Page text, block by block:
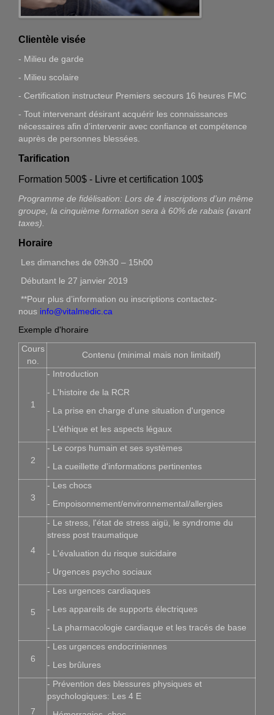
Clientèle visée
- Milieu de garde
- Milieu scolaire
- Certification instructeur Premiers secours 16 heures FMC
- Tout intervenant désirant acquérir les connaissances
nécessaires afin d’intervenir avec confiance et compétence
auprès de personnes blessées.
Tarification
Formation 500$ - Livre et certification 100$
Programme de fidélisation: Lors de 4 inscriptions d’un même
groupe, la cinquième formation sera à 60% de rabais (avant
taxes).
Horaire
Les dimanches de 09h30 – 15h00
Débutant le 27 janvier 2019
**Pour plus d’information ou inscriptions contactez-
nous info@vitalmedic.ca
Exemple d'horaire
Cours
no.
Contenu (minimal mais non limitatif)
1
- Introduction
- L'histoire de la RCR
- La prise en charge d'une situation d'urgence
- L'éthique et les aspects légaux
2
- Le corps humain et ses systèmes
- La cueillette d'informations pertinentes
3
- Les chocs
- Empoisonnement/environnemental/allergies
4
- Le stress, l'état de stress aigü, le syndrome du
stress post traumatique
- L'évaluation du risque suicidaire
- Urgences psycho sociaux
5
- Les urgences cardiaques
- Les appareils de supports électriques
- La pharmacologie cardiaque et les tracés de base
6
- Les urgences endocriniennes
- Les brûlures
7
- Prévention des blessures physiques et
psychologiques: Les 4 E